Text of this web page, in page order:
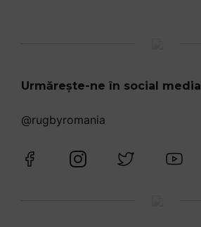
Urmărește-ne în social media
@rugbyromania